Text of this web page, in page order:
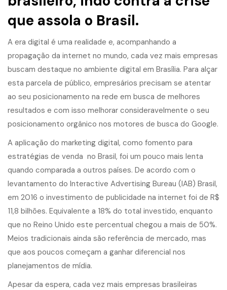
que assola o Brasil.
A era digital é uma realidade e, acompanhando a
propagação da internet no mundo, cada vez mais empresas
buscam destaque no ambiente digital em Brasília. Para alçar
esta parcela de público, empresários precisam se atentar
ao seu posicionamento na rede em busca de melhores
resultados e com isso melhorar consideravelmente o seu
posicionamento orgânico nos motores de busca do Google.
A aplicação do marketing digital, como fomento para
estratégias de venda no Brasil, foi um pouco mais lenta
quando comparada a outros países. De acordo com o
levantamento do Interactive Advertising Bureau (IAB) Brasil,
em 2016 o investimento de publicidade na internet foi de R$
11,8 bilhões. Equivalente a 18% do total investido, enquanto
que no Reino Unido este percentual chegou a mais de 50%.
Meios tradicionais ainda são referência de mercado, mas
que aos poucos começam a ganhar diferencial nos
planejamentos de mídia.
Apesar da espera, cada vez mais empresas brasileiras